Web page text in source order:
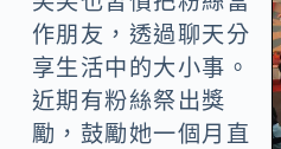
作朋友，透過聊天分
享生活中的大小事。
近期有粉絲祭出獎
勵，鼓勵她一個月直